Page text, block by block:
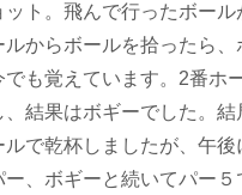
ト。飛んで行ったボー
ルからボールを拾ったら
も覚えています。2番ホ
結果はボギーでした。
ルで乾杯しましたが、午
、ボギーと続いてパー